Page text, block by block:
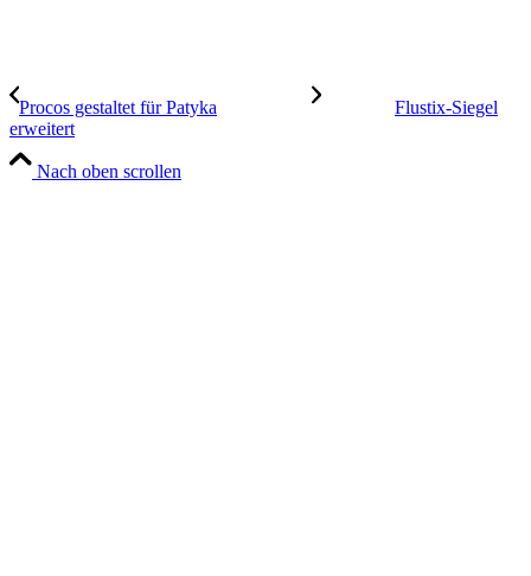
Procos gestaltet für Patyka
Flustix-Siegel
erweitert
Nach oben scrollen